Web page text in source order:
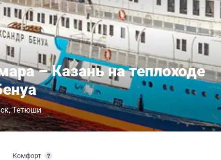
– Казань на теплоходе
Тетюши
Комфорт